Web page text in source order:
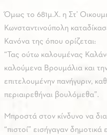
Όμως το 681μ.Χ. η Στ’
Κωνσταντινούπολη
Κανόνα της όπου ορίζεται:
“Τας ούτω καλουμένας
καλούμενα Βρουμάλια και
επιτελουμένην πανήγυριν,
περιαιρεθήναι βουλόμεθα”.
Μπροστά στον κίνδυνο να
“πιστοί” εισήγαγαν